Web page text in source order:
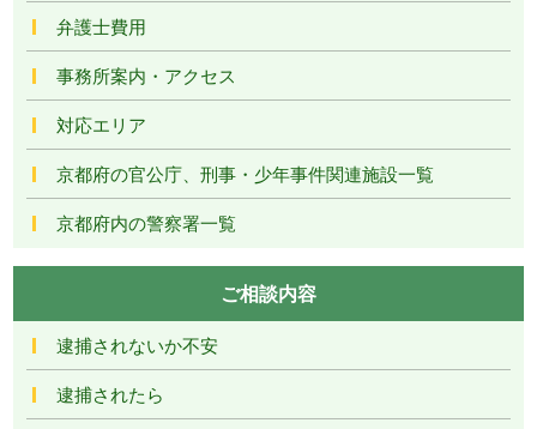
弁護士費用
事務所案内・アクセス
対応エリア
京都府の官公庁、刑事・少年事件関連施設一覧
京都府内の警察署一覧
ご相談内容
逮捕されないか不安
逮捕されたら